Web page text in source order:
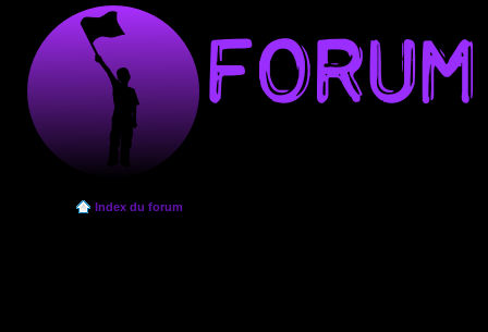
Index du forum